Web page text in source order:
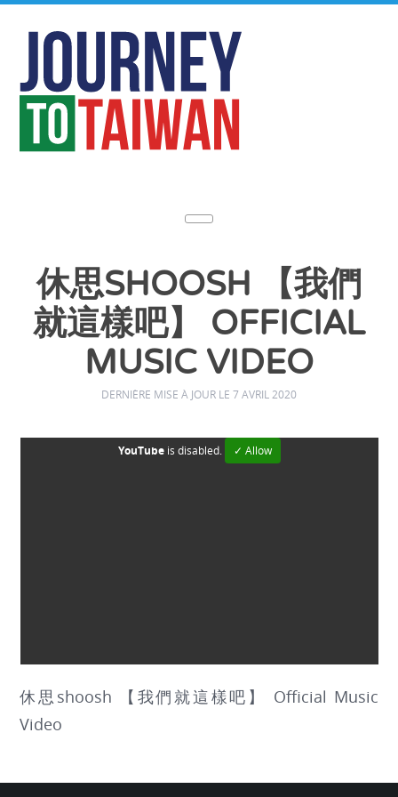
休思SHOOSH 【我們
就這樣吧】 OFFICIAL
MUSIC VIDEO
DERNIÈRE MISE À JOUR LE 7 AVRIL 2020
YouTubeis disabled. ✓ Allow
休思shoosh 【我們就這樣吧】 Official Music
Video